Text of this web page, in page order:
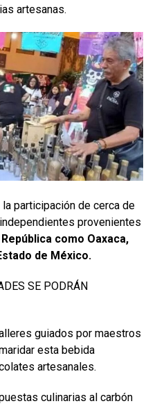
artesanas.
participación de cerca de
provenientes
República como Oaxaca,
de México.
SE PODRÁN
guiados por maestros
esta bebida
artesanales.
culinarias al carbón